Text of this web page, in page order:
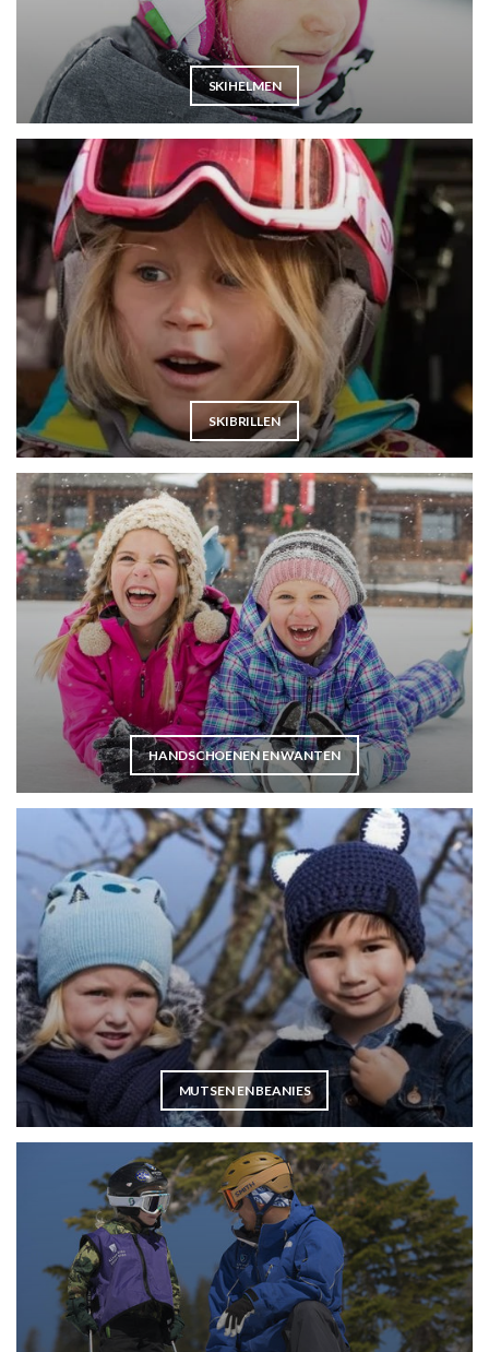
SKIHELMEN
SKIBRILLEN
HANDSCHOENEN EN WANTEN
MUTSEN EN BEANIES